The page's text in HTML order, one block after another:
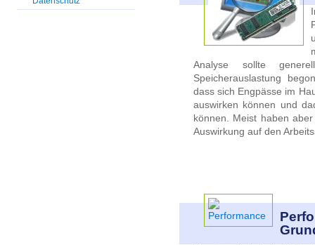
Analyse sollte
Speicherauslastung
dass sich Engpässe im
auswirken können und
können. Meist haben
Auswirkung auf den